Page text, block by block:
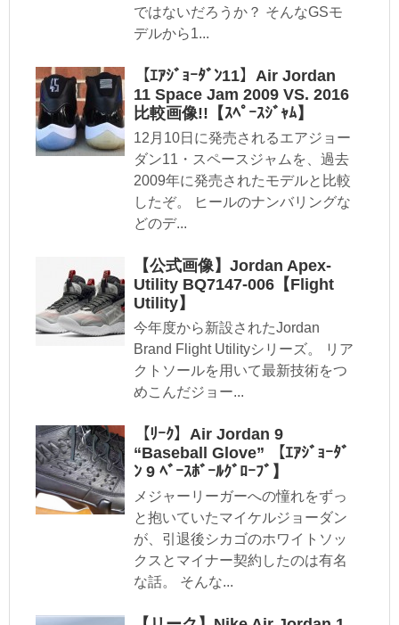
ではないだろうか？ そんなGSモ
デルから1...
【ｴｱｼﾞｮｰﾀﾞﾝ11】Air Jordan
11 Space Jam 2009 VS. 2016
比較画像!!【ｽﾍﾟｰｽｼﾞｬﾑ】
12月10日に発売されるエアジョー
ダン11・スペースジャムを、過去
2009年に発売されたモデルと比較
したぞ。 ヒールのナンバリングな
どのデ...
【公式画像】Jordan Apex-
Utility BQ7147-006【Flight
Utility】
今年度から新設されたJordan
Brand Flight Utilityシリーズ。 リア
クトソールを用いて最新技術をつ
めこんだジョー...
【ﾘｰｸ】Air Jordan 9
“Baseball Glove” 【ｴｱｼﾞｮｰﾀﾞ
ﾝ 9 ﾍﾞｰｽﾎﾞｰﾙｸﾞﾛｰﾌﾞ】
メジャーリーガーへの憧れをずっ
と抱いていたマイケルジョーダン
が、引退後シカゴのホワイトソッ
クスとマイナー契約したのは有名
な話。 そんな...